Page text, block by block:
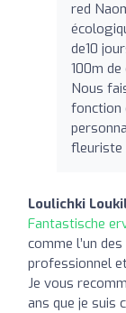
red
de10
100m
Nous
fonction
fleuriste
Loulichki
Fantastische
comme l’un
professionnel
Je vous
ans que je suis